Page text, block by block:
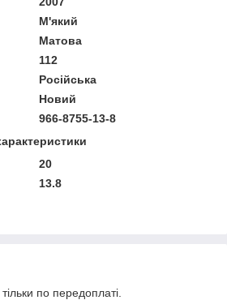
М'який
Матова
112
Російська
Новий
966-8755-13-8
20
13.8
по передоплаті.